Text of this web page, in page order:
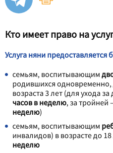
Кто имеет право на
Услуга няни предоставляется
семьям, воспитывающим
родившихся
возраста 3 лет (для ухода
часов в неделю, за тройней
неделю)
семьям, воспитывающим
инвалидов) в возрасте до
неделю